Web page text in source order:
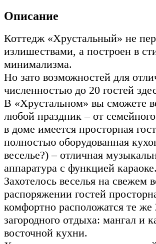
Описание
Коттедж «Хрустальный» не
излишествами, а построен в
минимализма.
Но зато возможностей для
численностью до 20 гостей
В «Хрустальном» вы сможете
любой праздник – от
в доме имеется просторная
полностью оборудованная
веселье?) – отличная
аппаратура с функцией караоке.
Захотелось веселья на свежем
распоряжении гостей
комфортно расположатся те
загородного отдыха: мангал и
восточной кухни.